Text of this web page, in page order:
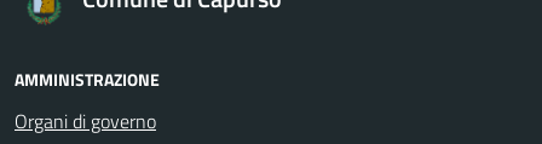
AMMINISTRAZIONE
Organi di governo